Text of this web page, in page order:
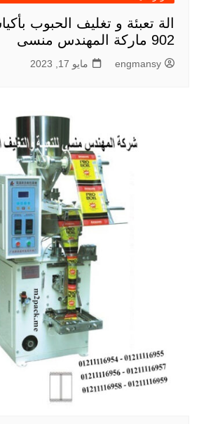
الة تعبئة و تغليف الحبوب
902 ماركة المهندس منسى
engmansy مايو 17, 2023